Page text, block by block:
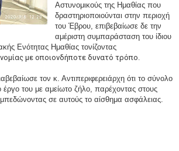
Αστυνομικούς της Ημαθίας που
δραστηριοποιούνται στην περιοχή
του Έβρου, επιβεβαίωσε δε την
αμέριστη συμπαράσταση του ίδιου
Ενότητας Ημαθίας τονίζοντας
με οποιονδήποτε δυνατό τρόπο.
τον κ. Αντιπεριφερειάρχη ότι το σύνολο
έργο του με αμείωτο ζήλο, παρέχοντας στους
σε αυτούς το αίσθημα ασφάλειας.